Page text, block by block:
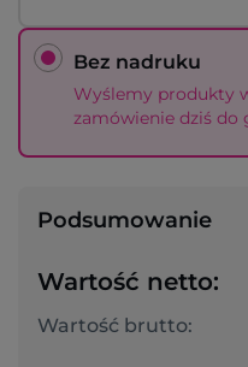
Bez nadruku
Wyślemy produkty
zamówienie dziś do
Podsumowanie
Wartość netto:
Wartość brutto: